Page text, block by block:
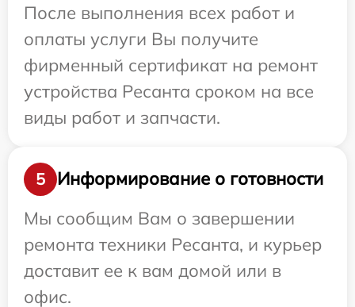
После выполнения всех работ и
оплаты услуги Вы получите
фирменный сертификат на ремонт
устройства Ресанта сроком на все
виды работ и запчасти.
5
Информирование о готовности
Мы сообщим Вам о завершении
ремонта техники Ресанта, и курьер
доставит ее к вам домой или в
офис.